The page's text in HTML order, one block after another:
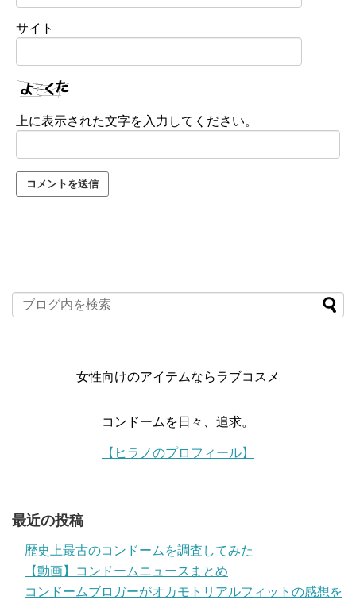
サイト
上に表示された文字を入力してください。
女性向けのアイテムならラブコスメ
コンドームを日々、追求。
【ヒラノのプロフィール】
最近の投稿
歴史上最古のコンドームを調査してみた
【動画】コンドームニュースまとめ
コンドームブロガーがオカモトリアルフィットの感想を